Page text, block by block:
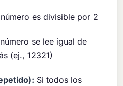
es divisible por 2
se lee igual de
(ej., 12321)
Si todos los